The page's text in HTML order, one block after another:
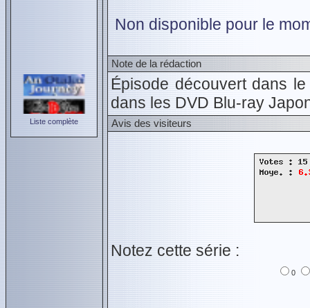
Liste complète
Non disponible pour le
Note de la rédaction
Épisode découvert dans
dans les DVD Blu-ray
Avis des visiteurs
Notez cette série :
0